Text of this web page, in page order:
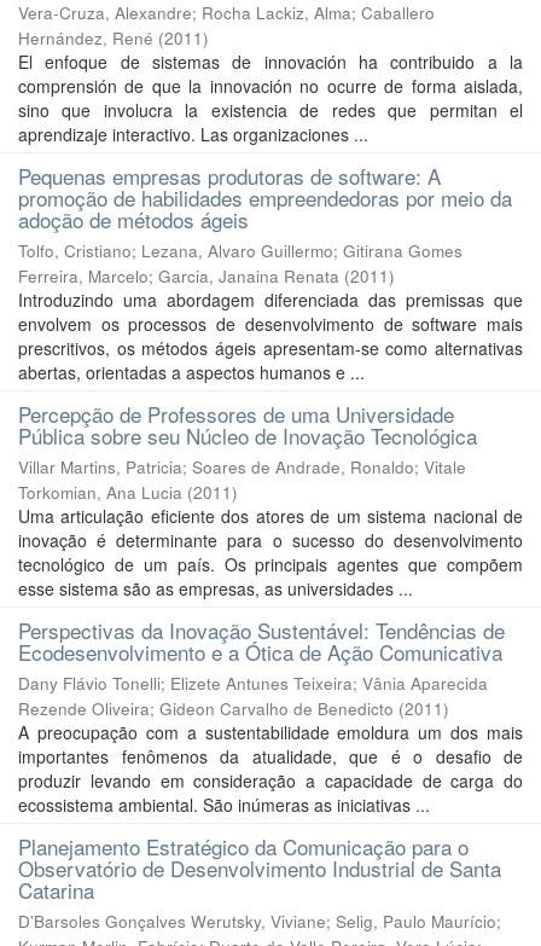
Vera-Cruza, Alexandre; Rocha Lackiz, Alma; Caballero
Hernández, René (2011)
El enfoque de sistemas de innovación ha contribuido a la
comprensión de que la innovación no ocurre de forma aislada,
sino que involucra la existencia de redes que permitan el
aprendizaje interactivo. Las organizaciones ...
Pequenas empresas produtoras de software: A
promoção de habilidades empreendedoras por meio da
adoção de métodos ágeis
Tolfo, Cristiano; Lezana, Alvaro Guillermo; Gitirana Gomes
Ferreira, Marcelo; Garcia, Janaina Renata (2011)
Introduzindo uma abordagem diferenciada das premissas que
envolvem os processos de desenvolvimento de software mais
prescritivos, os métodos ágeis apresentam-se como alternativas
abertas, orientadas a aspectos humanos e ...
Percepção de Professores de uma Universidade
Pública sobre seu Núcleo de Inovação Tecnológica
Villar Martins, Patricia; Soares de Andrade, Ronaldo; Vitale
Torkomian, Ana Lucia (2011)
Uma articulação eficiente dos atores de um sistema nacional de
inovação é determinante para o sucesso do desenvolvimento
tecnológico de um país. Os principais agentes que compõem
esse sistema são as empresas, as universidades ...
Perspectivas da Inovação Sustentável: Tendências de
Ecodesenvolvimento e a Ótica de Ação Comunicativa
Dany Flávio Tonelli; Elizete Antunes Teixeira; Vânia Aparecida
Rezende Oliveira; Gideon Carvalho de Benedicto (2011)
A preocupação com a sustentabilidade emoldura um dos mais
importantes fenômenos da atualidade, que é o desafio de
produzir levando em consideração a capacidade de carga do
ecossistema ambiental. São inúmeras as iniciativas ...
Planejamento Estratégico da Comunicação para o
Observatório de Desenvolvimento Industrial de Santa
Catarina
D’Barsoles Gonçalves Werutsky, Viviane; Selig, Paulo Maurício;